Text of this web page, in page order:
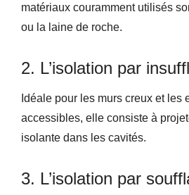
matériaux couramment utilisés
ou la laine de roche.
2. L’isolation par
Idéale pour les murs creux et les
accessibles, elle consiste à
isolante dans les cavités.
3. L’isolation par